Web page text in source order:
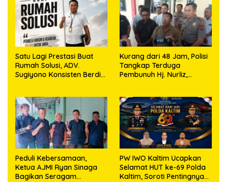
Satu Lagi Prestasi Buat
Rumah Solusi, ADV.
Sugiyono Konsisten Berdiri
Kurang dari 48 Jam, Polisi
Tangkap Terduga
Pembunuh Hj. Nurliz,
Peduli Kebersamaan,
Ketua AJMI Ryan Sinaga
Bagikan Seragam
PW IWO Kaltim Ucapkan
Selamat HUT ke-69 Polda
Kaltim, Soroti Pentingnya